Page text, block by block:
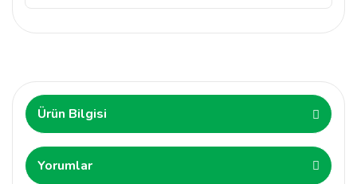
Ürün Bilgisi
Yorumlar